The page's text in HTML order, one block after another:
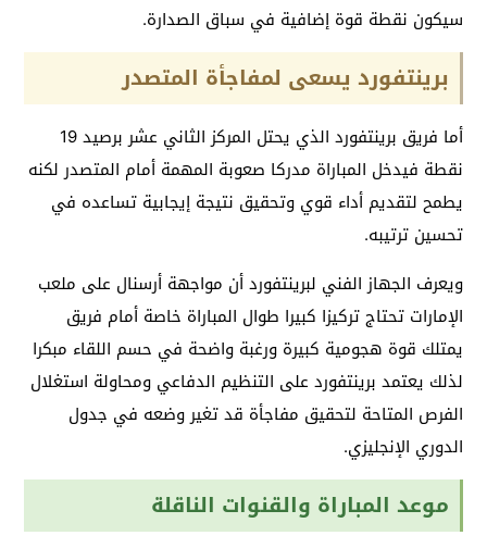
سيكون نقطة قوة إضافية في سباق الصدارة.
برينتفورد يسعى لمفاجأة المتصدر
أما فريق برينتفورد الذي يحتل المركز الثاني عشر برصيد 19
نقطة فيدخل المباراة مدركا صعوبة المهمة أمام المتصدر لكنه
يطمح لتقديم أداء قوي وتحقيق نتيجة إيجابية تساعده في
تحسين ترتيبه.
ويعرف الجهاز الفني لبرينتفورد أن مواجهة أرسنال على ملعب
الإمارات تحتاج تركيزا كبيرا طوال المباراة خاصة أمام فريق
يمتلك قوة هجومية كبيرة ورغبة واضحة في حسم اللقاء مبكرا
لذلك يعتمد برينتفورد على التنظيم الدفاعي ومحاولة استغلال
الفرص المتاحة لتحقيق مفاجأة قد تغير وضعه في جدول
الدوري الإنجليزي.
موعد المباراة والقنوات الناقلة